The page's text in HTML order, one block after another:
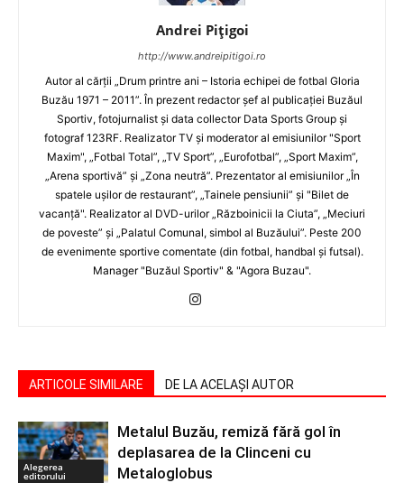
Andrei Pițigoi
http://www.andreipitigoi.ro
Autor al cărţii „Drum printre ani – Istoria echipei de fotbal Gloria
Buzău 1971 – 2011”. În prezent redactor şef al publicaţiei Buzăul
Sportiv, fotojurnalist şi data collector Data Sports Group şi
fotograf 123RF. Realizator TV şi moderator al emisiunilor "Sport
Maxim", „Fotbal Total”, „TV Sport”, „Eurofotbal”, „Sport Maxim”,
„Arena sportivă” şi „Zona neutră”. Prezentator al emisiunilor „În
spatele uşilor de restaurant”, „Tainele pensiunii” şi "Bilet de
vacanţă". Realizator al DVD-urilor „Războinicii la Ciuta”, „Meciuri
de poveste” şi „Palatul Comunal, simbol al Buzăului”. Peste 200
de evenimente sportive comentate (din fotbal, handbal şi futsal).
Manager "Buzăul Sportiv" & "Agora Buzau".
ARTICOLE SIMILARE DE LA ACELAȘI AUTOR
Alegerea
editorului
Metalul Buzău, remiză fără gol în
deplasarea de la Clinceni cu
Metaloglobus